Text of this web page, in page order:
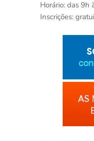
Horário: das 9h
Inscrições: